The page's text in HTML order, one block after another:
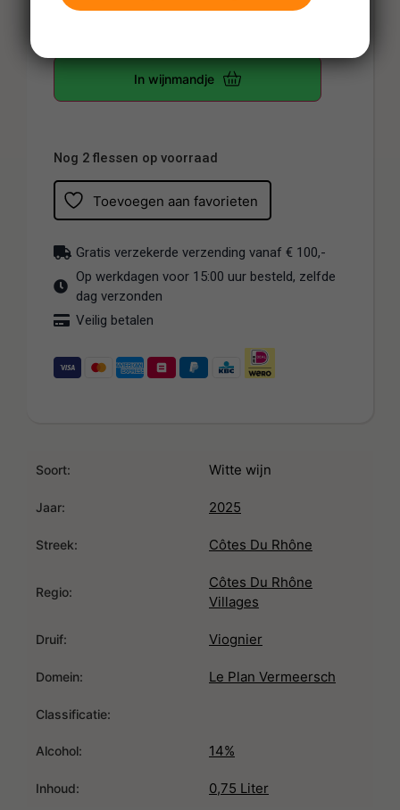
In wijnmandje
Nog 2 flessen op voorraad
Toevoegen aan favorieten
Gratis verzekerde verzending vanaf € 100,-
Op werkdagen voor 15:00 uur besteld, zelfde
dag verzonden
Veilig betalen
Soort: Witte wijn
Jaar: 2025
Streek: Côtes Du Rhône
Regio:
Côtes Du Rhône
Villages
Druif: Viognier
Domein: Le Plan Vermeersch
Classificatie:
Alcohol: 14%
Inhoud: 0,75 Liter